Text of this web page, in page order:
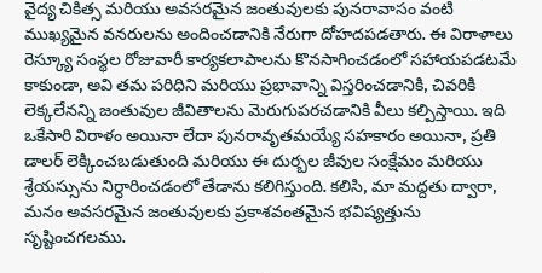
వైద్య చికిత్స మరియు అవసరమైన జంతువులకు పునరావాసం వంటి
ముఖ్యమైన వనరులను అందించడానికి నేరుగా దోహదపడతారు. ఈ విరాళాలు
రెస్క్యూ సంస్థల రోజువారీ కార్యకలాపాలను కొనసాగించడంలో సహాయపడటమే
కాకుండా, అవి తమ పరిధిని మరియు ప్రభావాన్ని విస్తరించడానికి, చివరికి
లెక్కలేనన్ని జంతువుల జీవితాలను మెరుగుపరచడానికి వీలు కల్పిస్తాయి. ఇది
ఒకేసారి విరాళం అయినా లేదా పునరావృతమయ్యే సహకారం అయినా, ప్రతి
డాలర్ లెక్కించబడుతుంది మరియు ఈ దుర్బల జీవుల సంక్షేమం మరియు
శ్రేయస్సును నిర్ధారించడంలో తేడాను కలిగిస్తుంది. కలిసి, మా మద్దతు ద్వారా,
మనం అవసరమైన జంతువులకు ప్రకాశవంతమైన భవిష్యత్తును
సృష్టించగలము.